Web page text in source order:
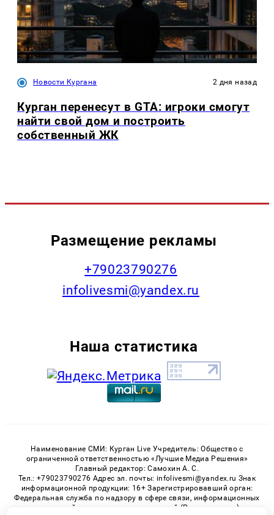
Новости Кургана 2 дня назад
Курган перенесут в GTA: игроки смогут
найти свой дом и построить
собственный ЖК
Размещение рекламы
+79023790276
infolivesmi@yandex.ru
Наша статистика
Наименование СМИ: Курган Live Учредитель: Общество с
ограниченной ответственностью «Лучшие Медиа Решения»
Главный редактор: Самохин А. С.
Тел.: +79023790276 Адрес эл. почты: infolivesmi@yandex.ru Знак
информационной продукции: 16+ Зарегистрировавший орган:
Федеральная служба по надзору в сфере связи, информационных
технологий и массовых коммуникаций (Роскомнадзор)